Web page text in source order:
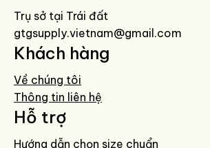
Trụ sở tại Trái đất
gtgsupply.vietnam@gmail.com
Khách hàng
Về chúng tôi
Thông tin liên hệ
Hỗ trợ
Hướng dẫn chọn size chuẩn